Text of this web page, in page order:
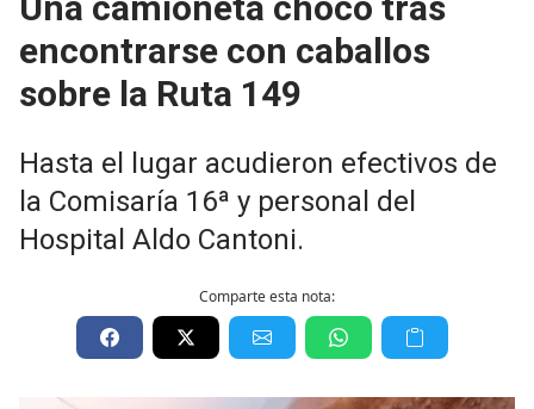
encontrarse con caballos
sobre la Ruta 149
Hasta el lugar acudieron efectivos de
la Comisaría 16ª y personal del
Hospital Aldo Cantoni.
Comparte esta nota: